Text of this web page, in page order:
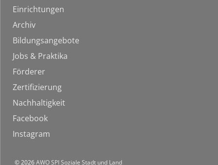
Einrichtungen
Archiv
Bildungsangebote
Jobs & Praktika
Förderer
Zertifizierung
Nachhaltigkeit
Facebook
Instagram
© 2026AWO SPI Soziale Stadt und Land